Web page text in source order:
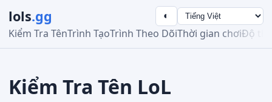
lols.gg
Kiểm Tra TênTrình TạoTrình Theo DõiThời gian chơiĐộ
◐
Kiểm Tra Tên LoL